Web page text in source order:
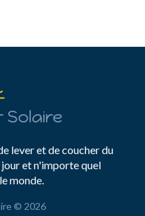
Solaire
lever et de coucher du
et n'importe quel
monde.
© 2026